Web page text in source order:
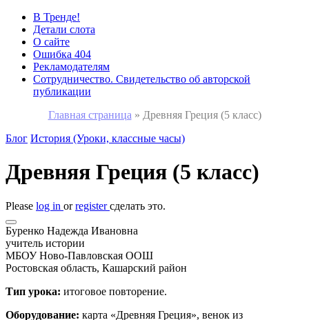
В Тренде!
Детали слота
О сайте
Ошибка 404
Рекламодателям
Сотрудничество. Свидетельство об авторской
публикации
Главная страница » Древняя Греция (5 класс)
Блог История (Уроки, классные часы)
Древняя Греция (5 класс)
Please log in orregisterсделать это.
Буренко Надежда Ивановна
учитель истории
МБОУ Ново-Павловская ООШ
Ростовская область, Кашарский район
Тип урока: итоговое повторение.
Оборудование: карта «Древняя Греция», венок из